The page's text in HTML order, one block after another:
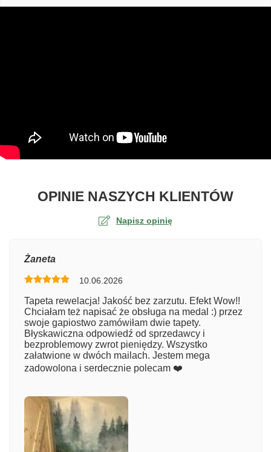
OPINIE NASZYCH KLIENTÓWO
Napisz opinię
Numer zamówienia
Imię
Żaneta
10.06.2026
Tapeta rewelacja! Jakość bez zarzutu. Efekt Wow!!
Chciałam też napisać że obsługa na medal :) przez
swoje gapiostwo zamówiłam dwie tapety.
Błyskawiczna odpowiedź od sprzedawcy i
bezproblemowy zwrot pieniędzy. Wszystko
załatwione w dwóch mailach. Jestem mega
zadowolona i serdecznie polecam ❤️